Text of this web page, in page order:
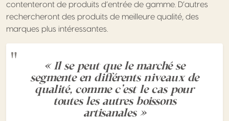
contenteront de produits d’entrée de gamme. D’autres
rechercheront des produits de meilleure qualité, des
marques plus intéressantes.
« Il se peut que le marché se
segmente en différents niveaux de
qualité, comme c’est le cas pour
toutes les autres boissons
artisanales »